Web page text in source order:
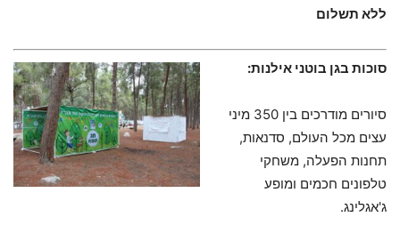
ללא תשלום
סוכות בגן בוטני אילנות:
סיורים מודרכים בין 350 מיני
עצים מכל העולם, סדנאות,
תחנות הפעלה, משחקי
טלפונים חכמים ומופע
ג'אגלינג.